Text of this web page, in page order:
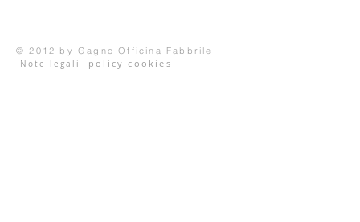
© 2012 by Gagno Officina Fabbrile
Note legali policy cookies